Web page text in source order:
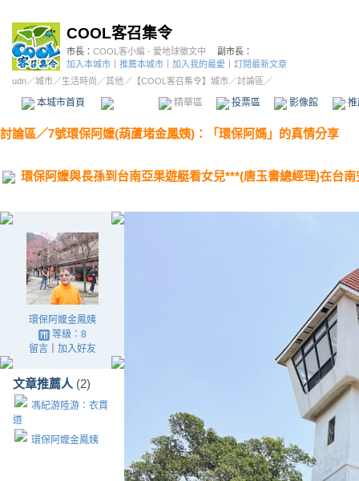
COOL客召集令
市長： COOL客小編 - 愛地球徵文中
副市長：
加入本城市
推薦本城市 加入我的最愛
訂閱最新文章
udn／城市／生活時尚 ／其他 ／ 【COOL客召集令】城市／討論區／
本城市首頁 精華區 投票區 影像館
討論區／7號環保阿嬤(葫蘆堵金鳳姨)：「環保阿媽」的真情分享
環保阿嬤與長孫到台南亞果遊艇看女兒***(唐玉書總經理)在台
環保阿嬤金鳳姨
等級：8
留言｜ 加入好友
文章推薦人 (2)
馮紀游陸游：衣貫
道
環保阿嬤金鳳姨